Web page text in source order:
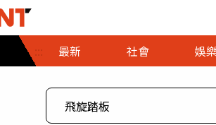
::: 最新 社會
社會首頁
時事
娛樂
娛樂首頁
即時
專題
財經首頁
熱線
３Ｃ
政